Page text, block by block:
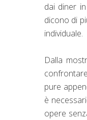
dai diner
dicono di
individuale.
Dalla
pure
è
opere